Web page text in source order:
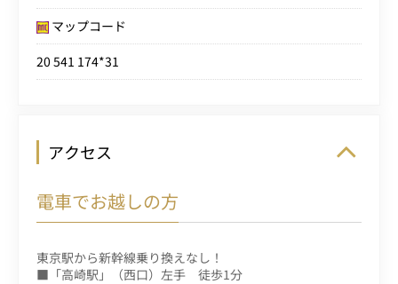
マップコード
20 541 174*31
アクセス
電車でお越しの方
東京駅から新幹線乗り換えなし！
■「高崎駅」（西口）左手 徒歩1分